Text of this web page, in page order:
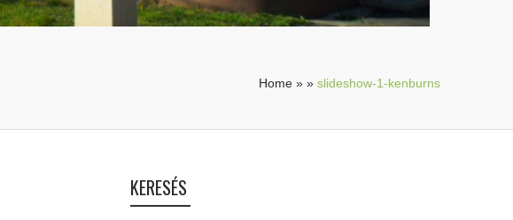
Home » » slideshow-1-kenburns
KERESÉS